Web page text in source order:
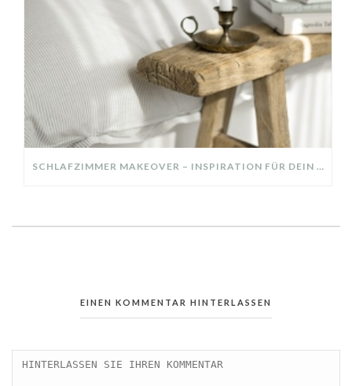
SCHLAFZIMMER MAKEOVER – INSPIRATION FÜR DEIN SCHLAFZIMMER: AUS ALT MACH NEU – HELL, GEMÜTLICH UND EINLADEND
EINEN KOMMENTAR HINTERLASSEN